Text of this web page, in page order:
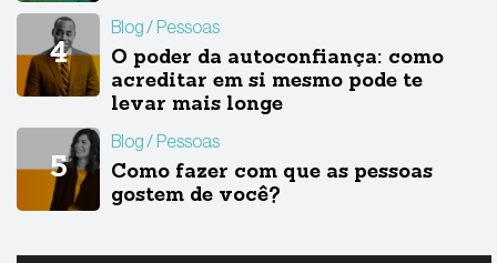
Blog Pessoas
O poder da autoconfiança: como
acreditar em si mesmo pode te
levar mais longe
Blog Pessoas
Como fazer com que as pessoas
gostem de você?